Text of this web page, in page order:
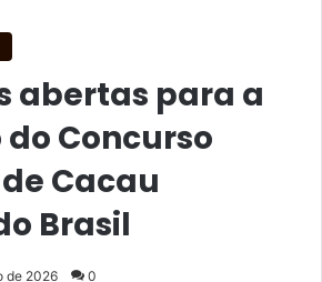
abertas para a
do Concurso
Cacau
Brasil
de 2026 0